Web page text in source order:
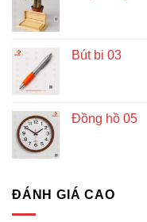
Bút bi 03
Đồng hồ 05
ĐÁNH GIÁ CAO